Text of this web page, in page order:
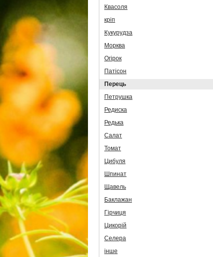
Квасоля
кріп
Кукурудза
Морква
Огірок
Патісон
Перець
Петрушка
Редиска
Редька
Салат
Томат
Цибуля
Шпинат
Щавель
Баклажан
Гірчиця
Цикорій
Селера
інше